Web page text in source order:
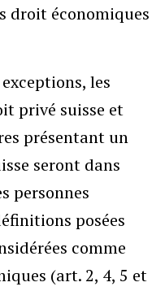
droit économiques
les
privé suisse et
présentant un
seront dans
personnes
posées
comme
(art. 2, 4, 5 et